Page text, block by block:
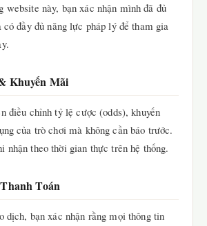
website này, bạn xác nhận mình đã đủ
có đầy đủ năng lực pháp lý để tham gia
Khuyến Mãi
điều chỉnh tỷ lệ cược (odds), khuyến
của trò chơi mà không cần báo trước.
nhận theo thời gian thực trên hệ thống.
Toán
dịch, bạn xác nhận rằng mọi thông tin